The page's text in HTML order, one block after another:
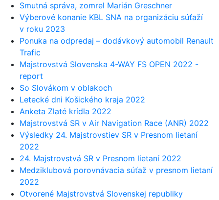
Smutná správa, zomrel Marián Greschner
Výberové konanie KBL SNA na organizáciu súťaží
v roku 2023
Ponuka na odpredaj – dodávkový automobil Renault
Trafic
Majstrovstvá Slovenska 4-WAY FS OPEN 2022 -
report
So Slovákom v oblakoch
Letecké dni Košického kraja 2022
Anketa Zlaté krídla 2022
Majstrovstvá SR v Air Navigation Race (ANR) 2022
Výsledky 24. Majstrovstiev SR v Presnom lietaní
2022
24. Majstrovstvá SR v Presnom lietaní 2022
Medziklubová porovnávacia súťaž v presnom lietaní
2022
Otvorené Majstrovstvá Slovenskej republiky